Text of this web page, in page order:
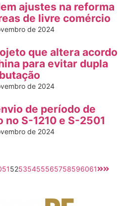
ajustes na reforma
de livre comércio
de 2024
que altera acordo
para evitar dupla
de 2024
de período de
S-1210 e S-2501
de 2024
5152535455565758596061